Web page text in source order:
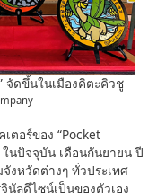
จัดขึ้นในเมืองคิตะคิวชู
ตอร์ของ “Pocket
นปัจจุบัน เดือนกันยายน ปี
งหวัดต่างๆ ทั่วประเทศ
ลดีไซน์เป็นของตัวเอง